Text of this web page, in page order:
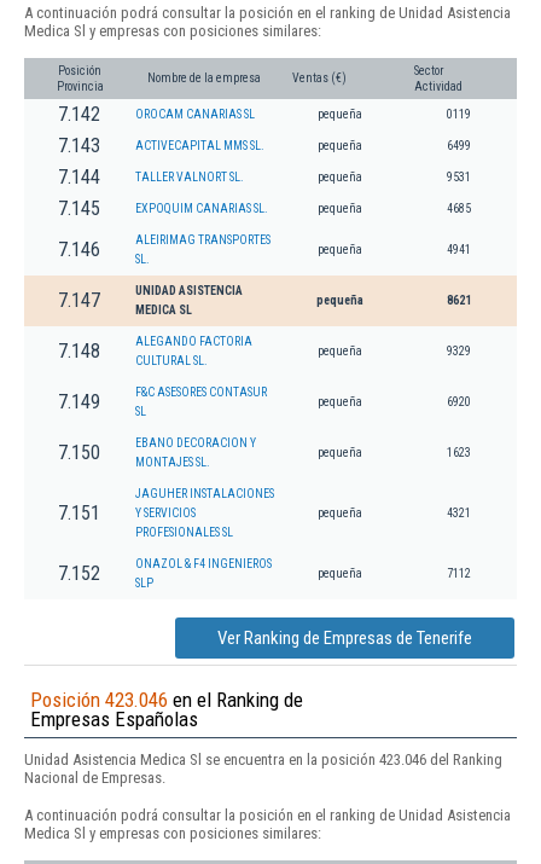
A continuación podrá consultar la posición en el ranking de Unidad Asistencia
Medica Sl y empresas con posiciones similares:
Posición
Provincia
Nombre de la empresa Ventas (€)
Sector
Actividad
7.142 OROCAM CANARIAS SL pequeña 0119
7.143 ACTIVECAPITAL MMS SL. pequeña 6499
7.144 TALLER VALNORT SL. pequeña 9531
7.145 EXPOQUIM CANARIAS SL. pequeña 4685
7.146
ALEIRIMAG TRANSPORTES
SL.
pequeña 4941
7.147
UNIDAD ASISTENCIA
MEDICA SL
pequeña 8621
7.148
ALEGANDO FACTORIA
CULTURAL SL.
pequeña 9329
7.149
F&C ASESORES CONTASUR
SL
pequeña 6920
7.150
EBANO DECORACION Y
MONTAJES SL.
pequeña 1623
7.151
JAGUHER INSTALACIONES
Y SERVICIOS
PROFESIONALES SL
pequeña 4321
7.152
ONAZOL & F4 INGENIEROS
SLP
pequeña 7112
Ver Ranking de Empresas de Tenerife
Posición 423.046 en el Ranking de
Empresas Españolas
Unidad Asistencia Medica Sl se encuentra en la posición 423.046 del Ranking
Nacional de Empresas.
A continuación podrá consultar la posición en el ranking de Unidad Asistencia
Medica Sl y empresas con posiciones similares: